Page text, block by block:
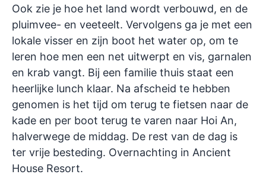
Ook zie je hoe het land wordt verbouwd, en de
pluimvee- en veeteelt. Vervolgens ga je met een
lokale visser en zijn boot het water op, om te
leren hoe men een net uitwerpt en vis, garnalen
en krab vangt. Bij een familie thuis staat een
heerlijke lunch klaar. Na afscheid te hebben
genomen is het tijd om terug te fietsen naar de
kade en per boot terug te varen naar Hoi An,
halverwege de middag. De rest van de dag is
ter vrije besteding. Overnachting in Ancient
House Resort.